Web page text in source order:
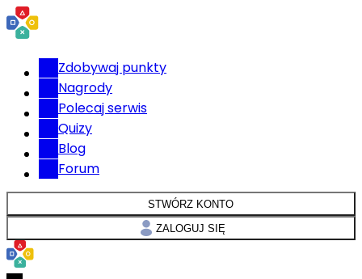
Zdobywaj punkty
Nagrody
Polecaj serwis
Quizy
Blog
Forum
STWÓRZ KONTO
ZALOGUJ SIĘ